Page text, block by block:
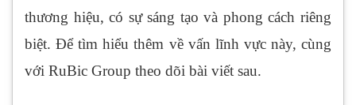
thương hiệu, có sự sáng tạo và phong cách riêng
biệt. Để tìm hiểu thêm về vấn lĩnh vực này, cùng
với RuBic Group theo dõi bài viết sau.